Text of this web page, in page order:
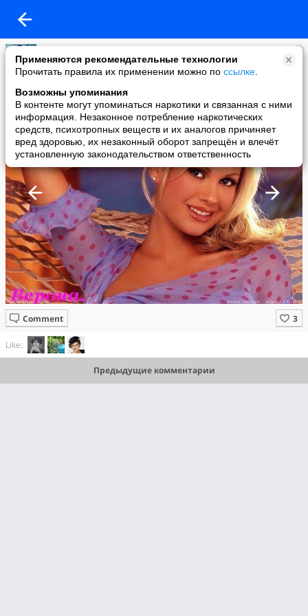
Применяются рекомендательные технологии
Прочитать правила их применении можно по ссылке
Возможны упоминания
В контенте могут упоминаться наркотики и связанная с ними
информация. Незаконное потребление наркотических
средств, психотропных веществ и их аналогов причиняет
вред здоровью, их незаконный оборот запрещён и влечёт
установленную законодательством ответственность
Лариса Чугунова
added a photo
22 Aug в 21:57
Comment
Like:
Предыдущие комментарии